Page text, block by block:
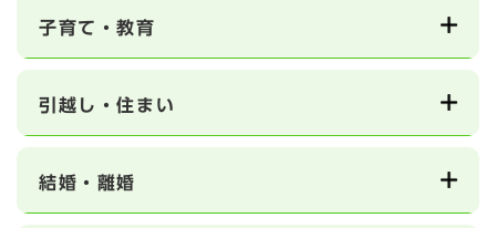
子育て・教育
引越し・住まい
結婚・離婚